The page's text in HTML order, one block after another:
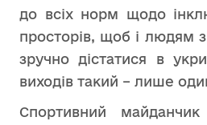
до всіх норм щодо
просторів, щоб і людям з
зручно дістатися в
виходів такий – лише
Спортивний